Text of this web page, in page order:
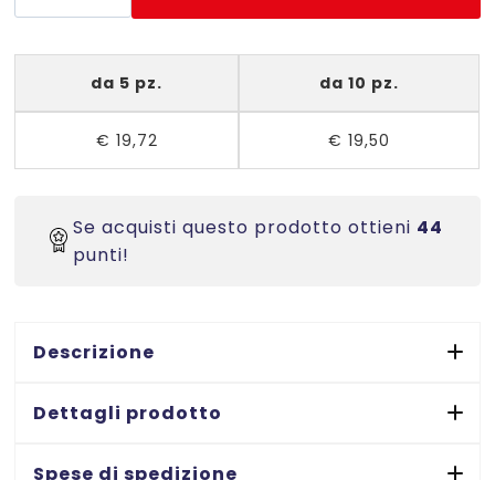
€ 27,68.
€ 21,71.
Etichette
bianche
senza
margini
-
-
52x30
quantità
da 5 pz. da 10 pz.
€ 19,72 € 19,50
Se acquisti questo prodotto ottieni 44
punti!
Descrizione
Dettagli prodotto
Spese di spedizione